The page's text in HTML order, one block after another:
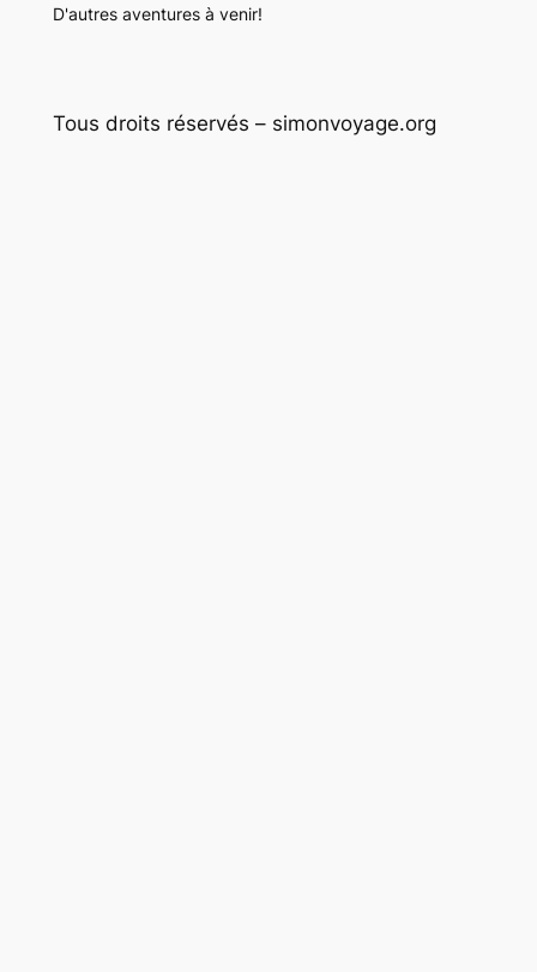
D'autres aventures à venir!
Tous droits réservés – simonvoyage.org